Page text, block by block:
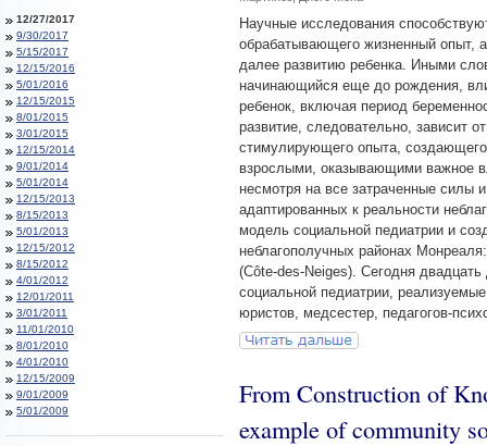
12/27/2017
9/30/2017
5/15/2017
12/15/2016
5/01/2016
12/15/2015
8/01/2015
3/01/2015
12/15/2014
9/01/2014
5/01/2014
12/15/2013
8/15/2013
5/01/2013
12/15/2012
8/15/2012
4/01/2012
12/01/2011
3/01/2011
11/01/2010
8/01/2010
4/01/2010
12/15/2009
9/01/2009
5/01/2009
Научные исследования
обрабатывающего жизненный опыт,
далее развитию ребенка. Иными
начинающийся еще до рождения,
ребенок, включая период
развитие, следовательно, зависит
стимулирующего опыта,
взрослыми, оказывающими важное
несмотря на все затраченные силы
адаптированных к реальности
модель социальной педиатрии и
неблагополучных районах
(Côte-des-Neiges). Сегодня
социальной педиатрии,
юристов, медсестер, педагогов-
From Construction of
example of community